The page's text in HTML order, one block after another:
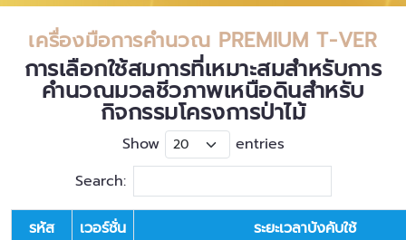
เครื่องมือการคำนวณ PREMIUM T-VER
การเลือกใช้สมการที่เหมาะสมสำหรับการ
คำนวณมวลชีวภาพเหนือดินสำหรับ
กิจกรรมโครงการป่าไม้
Show
entries
Search:
รหัส เวอร์ชั่น
ระยะเวลาบังคับใช้